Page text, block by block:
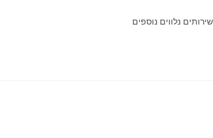
נלווים נוספים